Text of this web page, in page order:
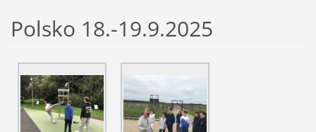
Polsko 18.-19.9.2025